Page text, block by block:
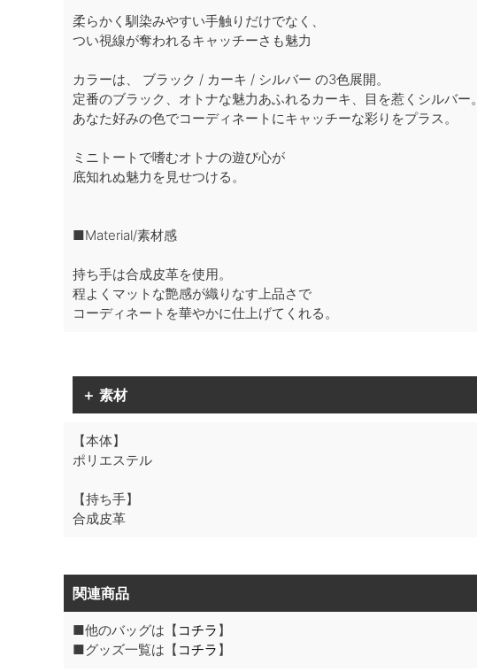
柔らかく馴染みやすい手触りだけでなく、
つい視線が奪われるキャッチーさも魅力
カラーは、 ブラック / カーキ / シルバー の3色展開。
定番のブラック、オトナな魅力あふれるカーキ、目を惹くシルバー。
あなた好みの色でコーディネートにキャッチーな彩りをプラス。
ミニトートで嗜むオトナの遊び心が
底知れぬ魅力を見せつける。
■Material/素材感
持ち手は合成皮革を使用。
程よくマットな艶感が織りなす上品さで
コーディネートを華やかに仕上げてくれる。
＋ 素材
【本体】
ポリエステル
【持ち手】
合成皮革
関連商品
■他のバッグは【 コチラ 】
■グッズ一覧は【 コチラ 】